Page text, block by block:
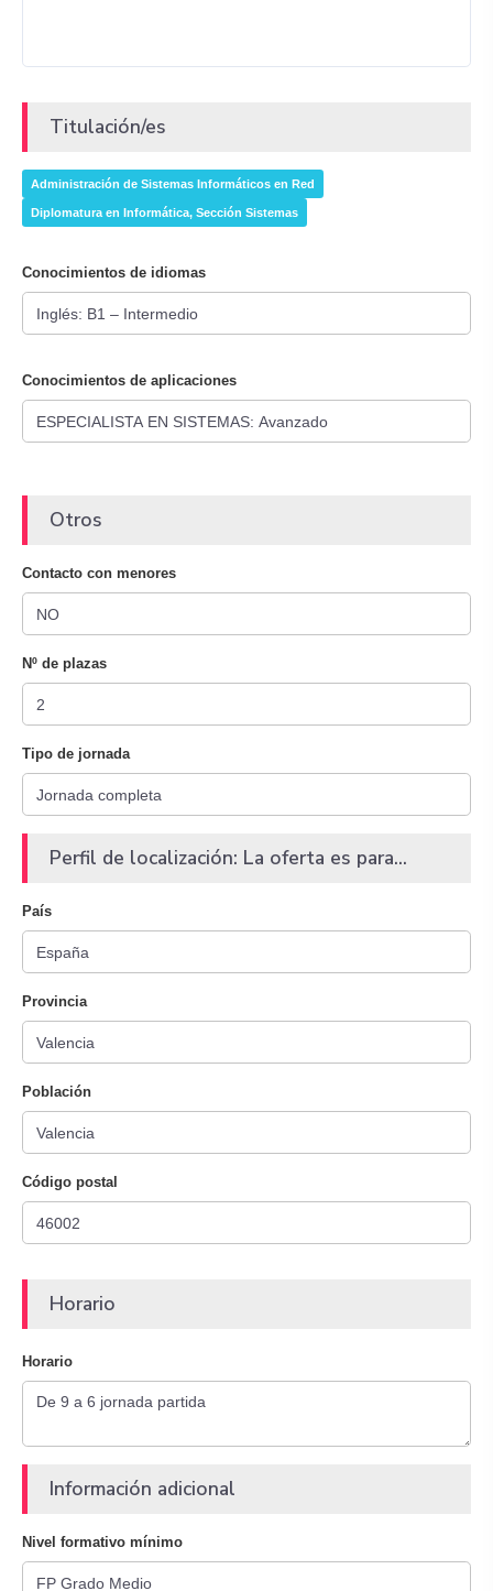
Titulación/es
Administración de Sistemas Informáticos en Red
Diplomatura en Informática, Sección Sistemas
Conocimientos de idiomas
Conocimientos de aplicaciones
Otros
Contacto con menores
Nº de plazas
Tipo de jornada
Perfil de localización: La oferta es para...
País
Provincia
Población
Código postal
Horario
Horario
Información adicional
Nivel formativo mínimo